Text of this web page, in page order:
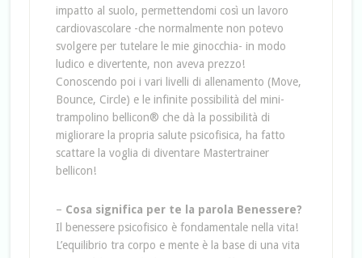
impatto al suolo, permettendomi così un lavoro
cardiovascolare -che normalmente non potevo
svolgere per tutelare le mie ginocchia- in modo
ludico e divertente, non aveva prezzo!
Conoscendo poi i vari livelli di allenamento (Move,
Bounce, Circle) e le infinite possibilità del mini-
trampolino bellicon® che dà la possibilità di
migliorare la propria salute psicofisica, ha fatto
scattare la voglia di diventare Mastertrainer
bellicon!
– Cosa significa per te la parola Benessere?
Il benessere psicofisico è fondamentale nella vita!
L’equilibrio tra corpo e mente è la base di una vita